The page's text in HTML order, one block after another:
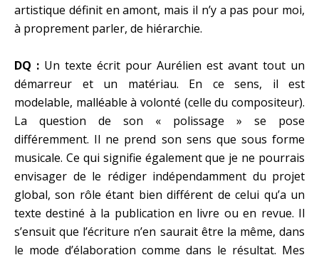
artistique définit en amont, mais il n’y a pas pour moi,
à proprement parler, de hiérarchie.
DQ : Un texte écrit pour Aurélien est avant tout un
démarreur et un matériau. En ce sens, il est
modelable, malléable à volonté (celle du compositeur).
La question de son « polissage » se pose
différemment. Il ne prend son sens que sous forme
musicale. Ce qui signifie également que je ne pourrais
envisager de le rédiger indépendamment du projet
global, son rôle étant bien différent de celui qu’a un
texte destiné à la publication en livre ou en revue. Il
s’ensuit que l’écriture n’en saurait être la même, dans
le mode d’élaboration comme dans le résultat. Mes